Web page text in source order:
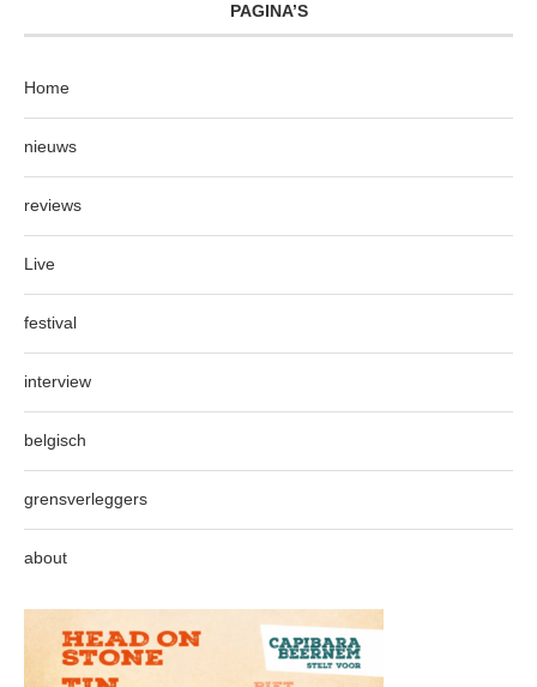
PAGINA’S
Home
nieuws
reviews
Live
festival
interview
belgisch
grensverleggers
about